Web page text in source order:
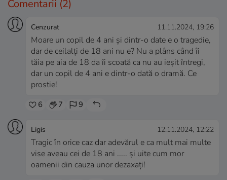
Comentarii (2)
Cenzurat 11.11.2024, 19:26
Moare un copil de 4 ani și dintr-o date e o tragedie,
dar de ceilalți de 18 ani nu e? Nu a plâns când îi
tăia pe aia de 18 da îi scoată ca nu au ieșit întregi,
dar un copil de 4 ani e dintr-o dată o dramă. Ce
prostie!
6 7 9
Ligis 12.11.2024, 12:22
Tragic în orice caz dar adevărul e ca mult mai multe
vise aveau cei de 18 ani ..... și uite cum mor
oamenii din cauza unor dezaxați!